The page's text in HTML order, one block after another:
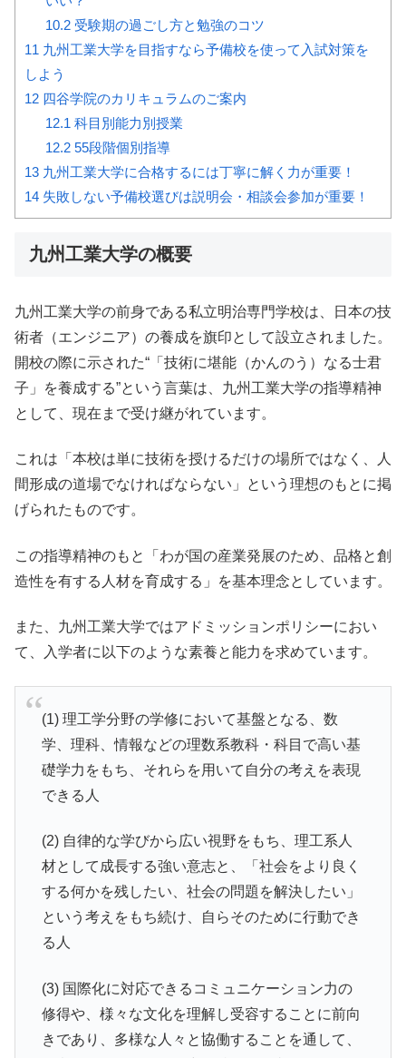
10.2受験期の過ごし方と勉強のコツ
11 九州工業大学を目指すなら予備校を使って入試対策を
しよう
12 四谷学院のカリキュラムのご案内
12.1 科目別能力別授業
12.255段階個別指導
13 九州工業大学に合格するには丁寧に解く力が重要！
14 失敗しない予備校選びは説明会・相談会参加が重要！
九州工業大学の概要
九州工業大学の前身である私立明治専門学校は、日本の技
術者（エンジニア）の養成を旗印として設立されました。
開校の際に示された“「技術に堪能（かんのう）なる士君
子」を養成する”という言葉は、九州工業大学の指導精神
として、現在まで受け継がれています。
これは「本校は単に技術を授けるだけの場所ではなく、人
間形成の道場でなければならない」という理想のもとに掲
げられたものです。
この指導精神のもと「わが国の産業発展のため、品格と創
造性を有する人材を育成する」を基本理念としています。
また、九州工業大学ではアドミッションポリシーにおい
て、入学者に以下のような素養と能力を求めています。
(1) 理工学分野の学修において基盤となる、数
学、理科、情報などの理数系教科・科目で高い基
礎学力をもち、それらを用いて自分の考えを表現
できる人
(2) 自律的な学びから広い視野をもち、理工系人
材として成長する強い意志と、「社会をより良く
する何かを残したい、社会の問題を解決したい」
という考えをもち続け、自らそのために行動でき
る人
(3) 国際化に対応できるコミュニケーション力の
修得や、様々な文化を理解し受容することに前向
きであり、多様な人々と協働することを通して、